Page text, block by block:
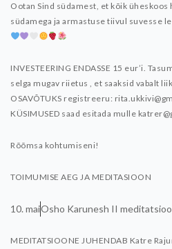
Ootan Sind südamest, et kõik üheskoos
südamega ja armastuse tiivul suvesse
INVESTEERING ENDASSE 15 eur’i.
selga mugav riietus , et saaksid vabalt
OSAVÕTUKS registreeru:
KÜSIMUSED saad esitada mulle
Rõõmsa kohtumiseni!
TOIMUMISE AEG JA MEDITASIOON
10. maiOsho Karunesh II
MEDITATSIOONE JUHENDAB Katre